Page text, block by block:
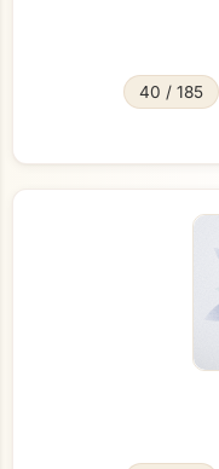
40 / 185